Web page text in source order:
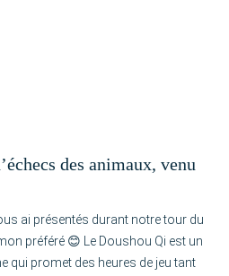
des animaux, venu
ai présentés durant notre tour du
préféré 😊 Le Doushou Qi est un
qui promet des heures de jeu tant